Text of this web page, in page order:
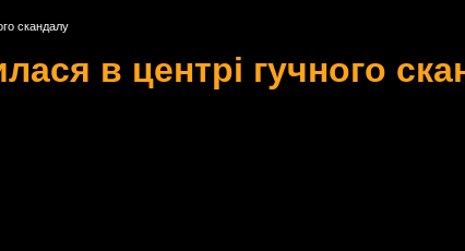
скандалу
в центрі гучного